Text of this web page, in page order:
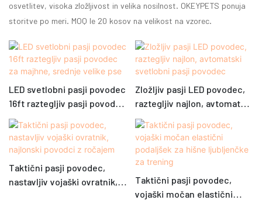
osvetlitev, visoka zložljivost in velika nosilnost. OKEYPETS ponuja
storitve po meri. MOQ le 20 kosov na velikost na vzorec.
LED svetlobni pasji povodec
16ft raztegljiv pasji povodec
za majhne, ​​srednje velike
pse
Zložljiv pasji LED povodec,
raztegljiv najlon, avtomatski
svetlobni pasji povodec
Taktični pasji povodec,
nastavljiv vojaški ovratnik,
Taktični pasji povodec,
vojaški močan elastični